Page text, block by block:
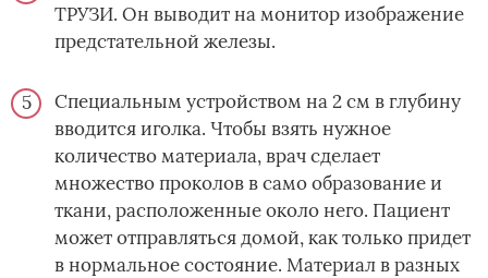
ТРУЗИ. Он выводит на монитор изображение
предстательной железы.
Специальным устройством на 2 см в глубину
вводится иголка. Чтобы взять нужное
количество материала, врач сделает
множество проколов в само образование и
ткани, расположенные около него. Пациент
может отправляться домой, как только придет
в нормальное состояние. Материал в разных